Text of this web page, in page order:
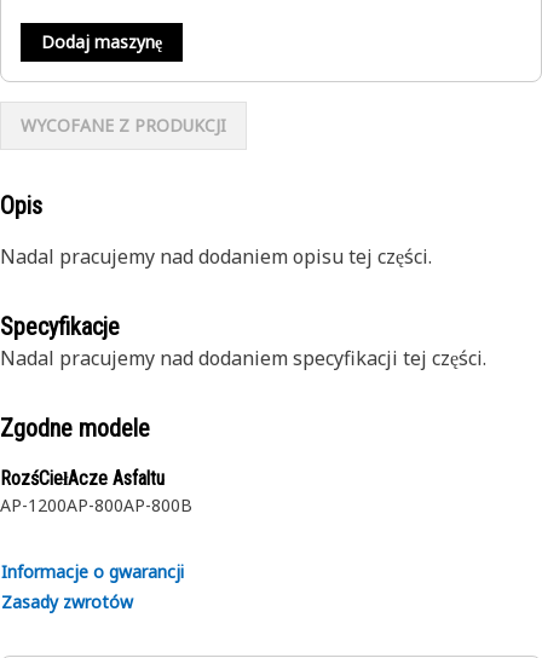
Dodaj maszynę
WYCOFANE Z PRODUKCJI
Opis
Nadal pracujemy nad dodaniem opisu tej części.
Specyfikacje
Nadal pracujemy nad dodaniem specyfikacji tej części.
Zgodne modele
RozśCiełAcze Asfaltu
AP-1200AP-800AP-800B
Informacje o gwarancji
Zasady zwrotów